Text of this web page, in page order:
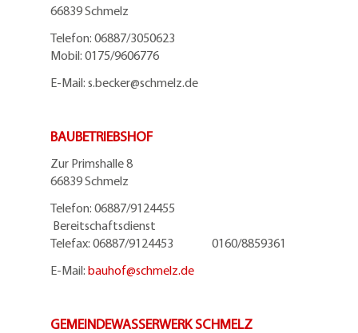
66839 Schmelz
Telefon: 06887/3050623
Mobil: 0175/9606776
E-Mail: s.becker@schmelz.de
BAUBETRIEBSHOF
Zur Primshalle 8
66839 Schmelz
Telefon: 06887/9124455
Bereitschaftsdienst
Telefax: 06887/9124453 0160/8859361
E-Mail: bauhof@schmelz.de
GEMEINDEWASSERWERK SCHMELZ